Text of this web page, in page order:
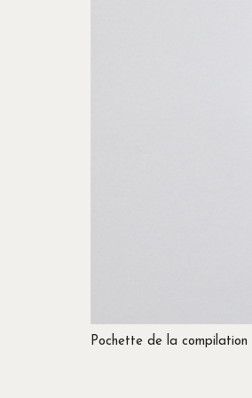
Pochette de la compilation